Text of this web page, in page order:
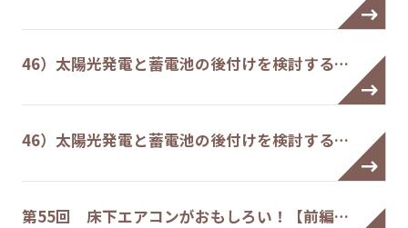
46）太陽光発電と蓄電池の後付けを検討する…
46）太陽光発電と蓄電池の後付けを検討する…
第55回 床下エアコンがおもしろい！【前編…